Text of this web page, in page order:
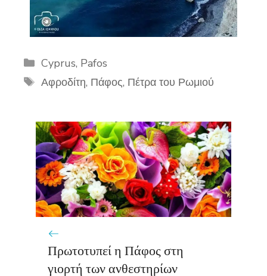
Categories
Cyprus, Pafos
Tags
Αφροδίτη, Πάφος, Πέτρα του Ρωμιού
Πρωτοτυπεί η Πάφος στη
γιορτή των ανθεστηρίων